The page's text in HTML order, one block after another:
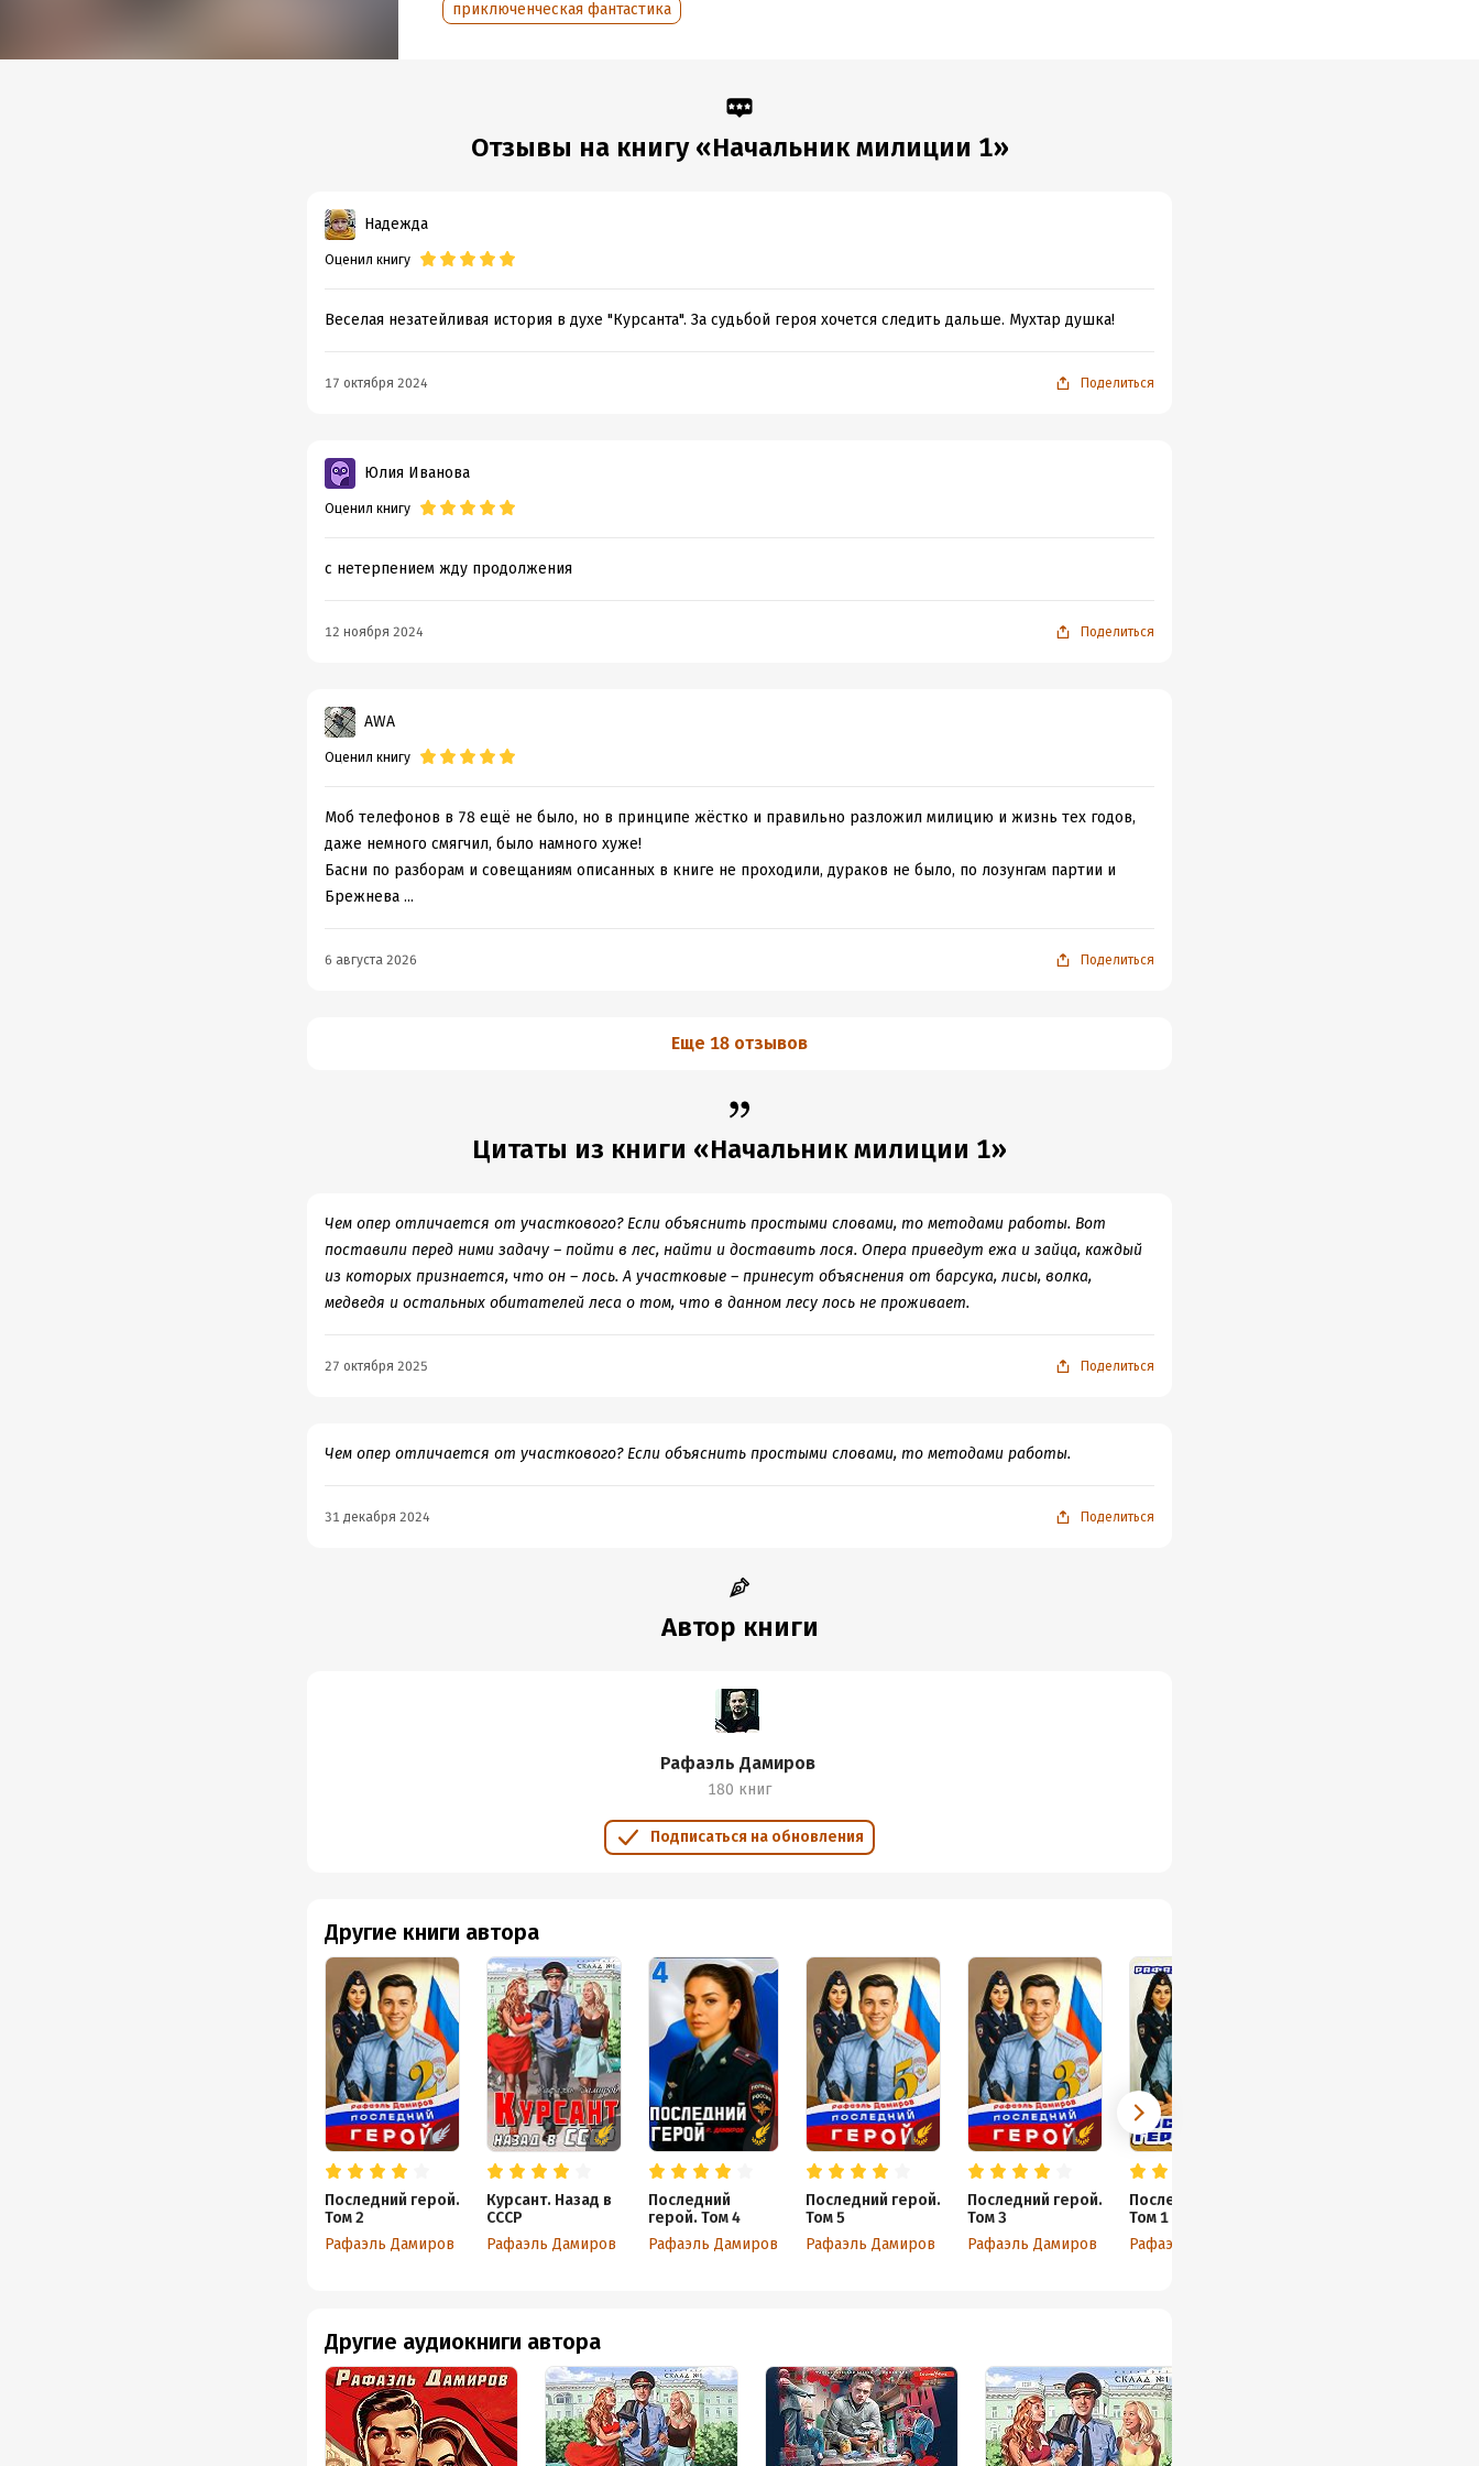
Подробная информация
Дата поступления:
15 октября 2024
приключенческая фантастика
Отзывы на книгу «Начальник милиции 1»
Надежда
Оценил книгу
Веселая незатейливая история в духе "Курсанта". За судьбой героя хочется следить дальше. Мухтар душка!
17 октября 2024 Поделиться
Юлия Иванова
Оценил книгу
с нетерпением жду продолжения
12 ноября 2024 Поделиться
AWA
Оценил книгу
Моб телефонов в 78 ещё не было, но в принципе жёстко и правильно разложил милицию и жизнь тех годов,
даже немного смягчил, было намного хуже!
Басни по разборам и совещаниям описанных в книге не проходили, дураков не было, по лозунгам партии и
Брежнева ...
6 августа 2026 Поделиться
Еще 18 отзывов
Цитаты из книги «Начальник милиции 1»
Чем опер отличается от участкового? Если объяснить простыми словами, то методами работы. Вот
поставили перед ними задачу – пойти в лес, найти и доставить лося. Опера приведут ежа и зайца, каждый
из которых признается, что он – лось. А участковые – принесут объяснения от барсука, лисы, волка,
медведя и остальных обитателей леса о том, что в данном лесу лось не проживает.
27 октября 2025 Поделиться
Чем опер отличается от участкового? Если объяснить простыми словами, то методами работы.
31 декабря 2024 Поделиться
Автор книги
Рафаэль Дамиров
180 книг
Подписаться на обновления
Другие книги автора
Последний герой.
Том 2
Рафаэль Дамиров
Курсант. Назад в
СССР
Рафаэль Дамиров
Последний
герой. Том 4
Рафаэль Дамиров
Последний герой.
Том 5
Рафаэль Дамиров
Последний герой.
Том 3
Рафаэль Дамиров
Последний герой.
Том 1
Рафаэль Дамиров
Другие аудиокниги автора